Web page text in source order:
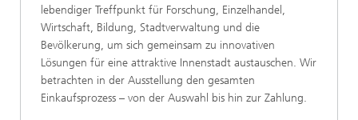
lebendiger Treffpunkt für Forschung, Einzelhandel,
Wirtschaft, Bildung, Stadtverwaltung und die
Bevölkerung, um sich gemeinsam zu innovativen
Lösungen für eine attraktive Innenstadt austauschen. Wir
betrachten in der Ausstellung den gesamten
Einkaufsprozess – von der Auswahl bis hin zur Zahlung.